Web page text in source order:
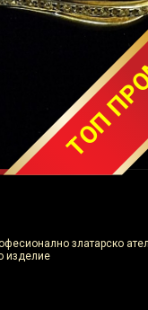
ТОП
златарско
изделие